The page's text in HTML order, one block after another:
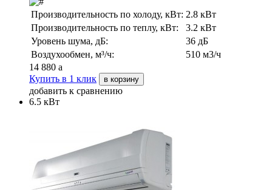
Производительность по холоду, кВт: 2.8 кВт
Производительность по теплу, кВт:
3.2 кВт
Уровень шума, дБ:
36 дБ
Воздухообмен, м³/ч:
510 м3/ч
14 880 a
Купить в 1 клик
в корзину
добавить к сравнению
6.5 кВт